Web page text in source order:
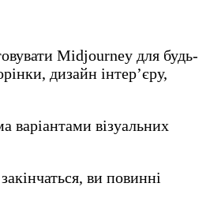
Midjourney для будь-
дизайн інтер’єру,
варіантами візуальних
ви повинні